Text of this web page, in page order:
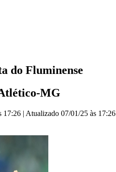
do Fluminense
MG
17:26 | Atualizado 07/01/25 às 17:26